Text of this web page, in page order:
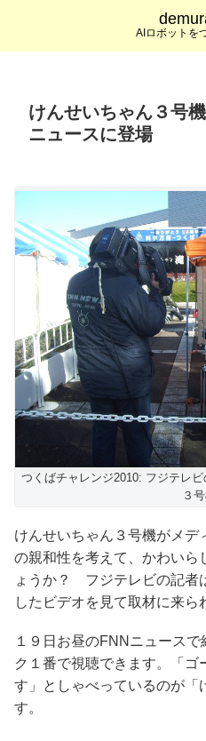
AIロボットを
けんせいちゃん３号
ニュースに登場
つくばチャレンジ2010: フジテレ
３
けんせいちゃん３号機がメデ
の親和性を考えて、かわいら
ょうか？ フジテレビの記者
したビデオを見て取材に来ら
１９日お昼のFNNニュース
ク１番で視聴できます。「ゴ
す」としゃべっているのが「
す。